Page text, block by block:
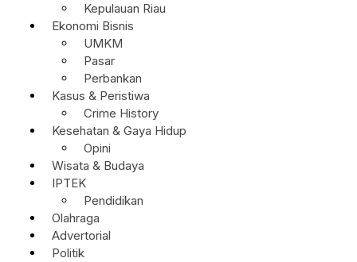
Kepulauan Riau
Ekonomi Bisnis
UMKM
Pasar
Perbankan
Kasus & Peristiwa
Crime History
Kesehatan & Gaya Hidup
Opini
Wisata & Budaya
IPTEK
Pendidikan
Olahraga
Advertorial
Politik